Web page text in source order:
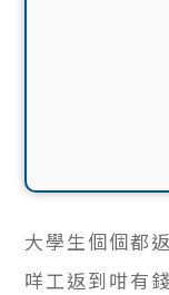
大學生個個都
咩工返到咁有